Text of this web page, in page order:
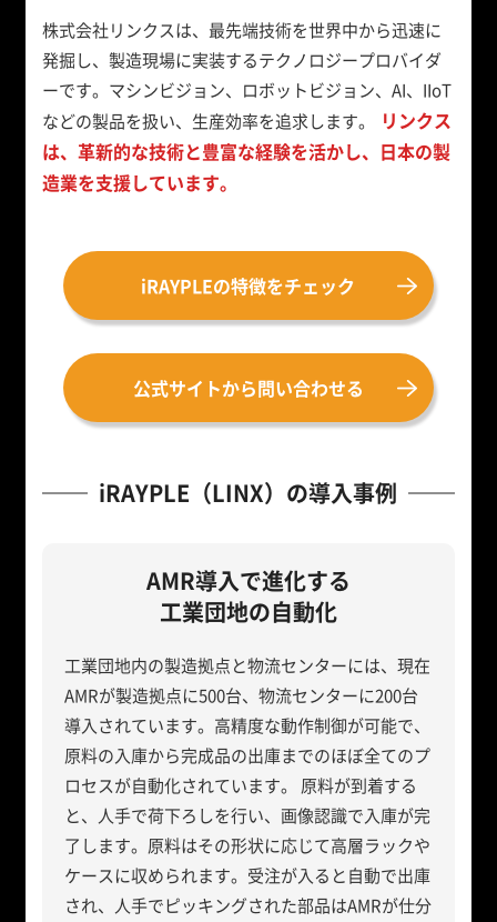
株式会社リンクスは、最先端技術を世界中から迅速に
発掘し、製造現場に実装するテクノロジープロバイダ
ーです。マシンビジョン、ロボットビジョン、AI、IIoT
などの製品を扱い、生産効率を追求します。
リンクス
は、革新的な技術と豊富な経験を活かし、日本の製
造業を支援しています。
iRAYPLEの特徴をチェック
公式サイトから問い合わせる
iRAYPLE（LINX）の導入事例
AMR導入で進化する
工業団地の自動化
工業団地内の製造拠点と物流センターには、現在
AMRが製造拠点に500台、物流センターに200台
導入されています。高精度な動作制御が可能で、
原料の入庫から完成品の出庫までのほぼ全てのプ
ロセスが自動化されています。 原料が到着する
と、人手で荷下ろしを行い、画像認識で入庫が完
了します。原料はその形状に応じて高層ラックや
ケースに収められます。受注が入ると自動で出庫
され、人手でピッキングされた部品はAMRが仕分